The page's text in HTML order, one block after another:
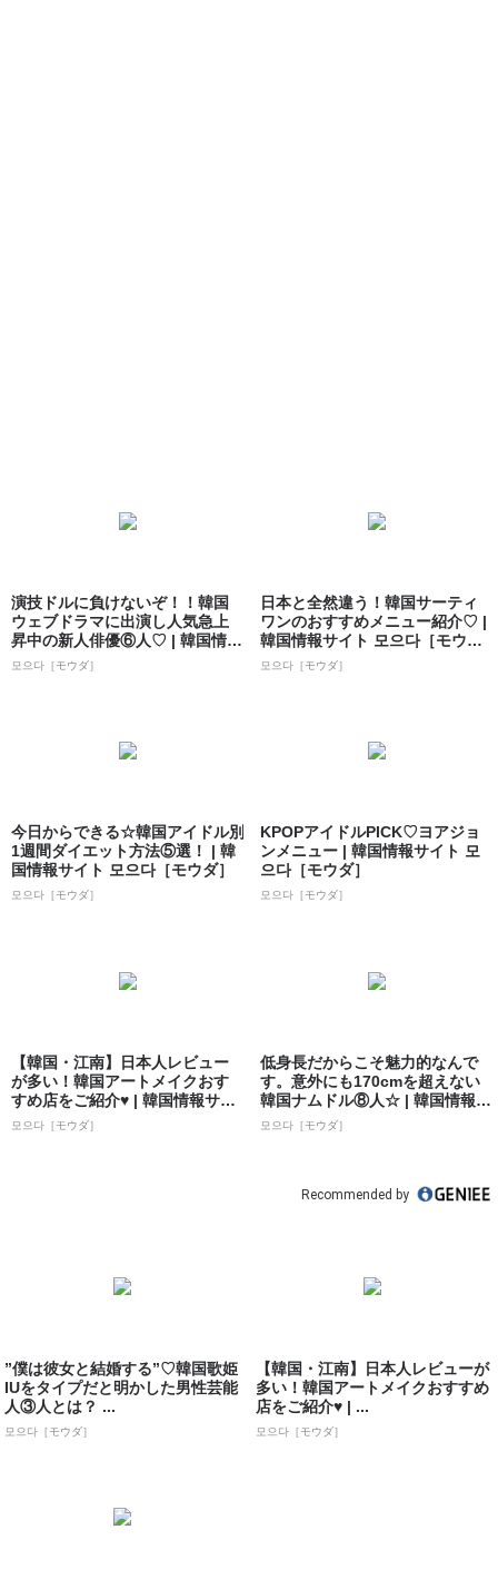
演技ドルに負けないぞ！！韓国
ウェブドラマに出演し人気急上
昇中の新人俳優⑥人♡ | 韓国情報
サイト ...
모으다［モウダ］
日本と全然違う！韓国サーティ
ワンのおすすめメニュー紹介♡ |
韓国情報サイト 모으다［モウ
ダ］
모으다［モウダ］
今日からできる☆韓国アイドル別
1週間ダイエット方法⑤選！ | 韓
国情報サイト 모으다［モウダ］
모으다［モウダ］
KPOPアイドルPICK♡ヨアジョ
ンメニュー | 韓国情報サイト 모
으다［モウダ］
모으다［モウダ］
【韓国・江南】日本人レビュー
が多い！韓国アートメイクおす
すめ店をご紹介♥ | 韓国情報サイ
ト 모으...
모으다［モウダ］
低身長だからこそ魅力的なんで
す。意外にも170cmを超えない
韓国ナムドル⑧人☆ | 韓国情報サ
イト...
모으다［モウダ］
Recommended by
”僕は彼女と結婚する”♡韓国歌姫
IUをタイプだと明かした男性芸能
人③人とは？ ...
모으다［モウダ］
【韓国・江南】日本人レビューが
多い！韓国アートメイクおすすめ
店をご紹介♥ | ...
모으다［モウダ］